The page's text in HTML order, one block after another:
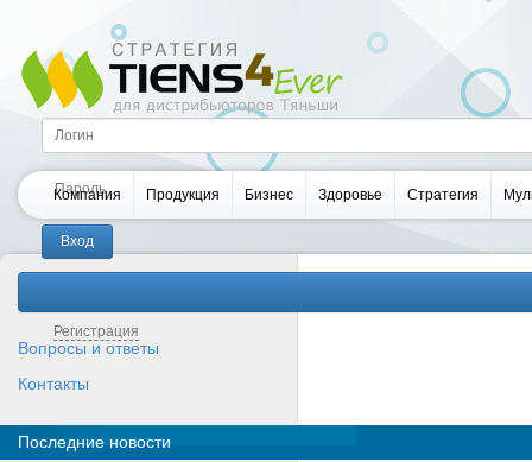
Регистрация
Компания Продукция Бизнес Здоровье Стратегия
Вопросы и ответы
Контакты
Последние новости